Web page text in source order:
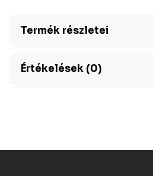
Termék részletei
Értékelések (0)